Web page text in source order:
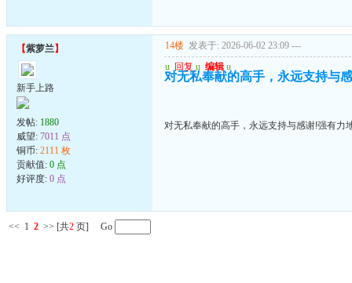
【紫萝兰】
新手上路
发帖: 1880
威望: 7011 点
铜币: 2111 枚
贡献值: 0 点
好评度: 0 点
14楼 发表于: 2026-06-02 23:09 ---
u 回复 u 编辑 u
对无私奉献的高手，永远支持与
对无私奉献的高手，永远支持与感谢!强有力
<< 1 2 >> [共2 页] Go